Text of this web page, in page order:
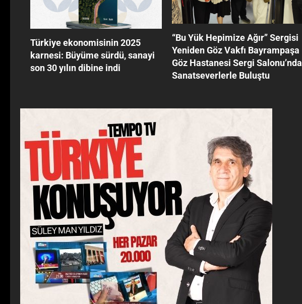
Türkiye ekonomisinin 2025
karnesi: Büyüme sürdü, sanayi
son 30 yılın dibine indi
‘‘Bu Yük Hepimize Ağır’’ Sergisi
Yeniden Göz Vakfı Bayrampaşa
Göz Hastanesi Sergi Salonu’nda
Sanatseverlerle Buluştu